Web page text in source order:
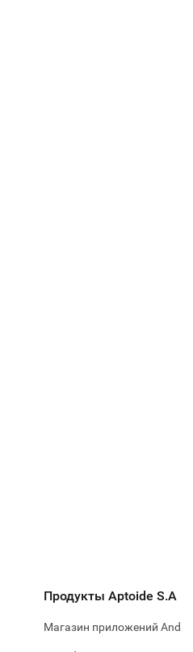
Продукты Aptoide S.A
Магазин приложений